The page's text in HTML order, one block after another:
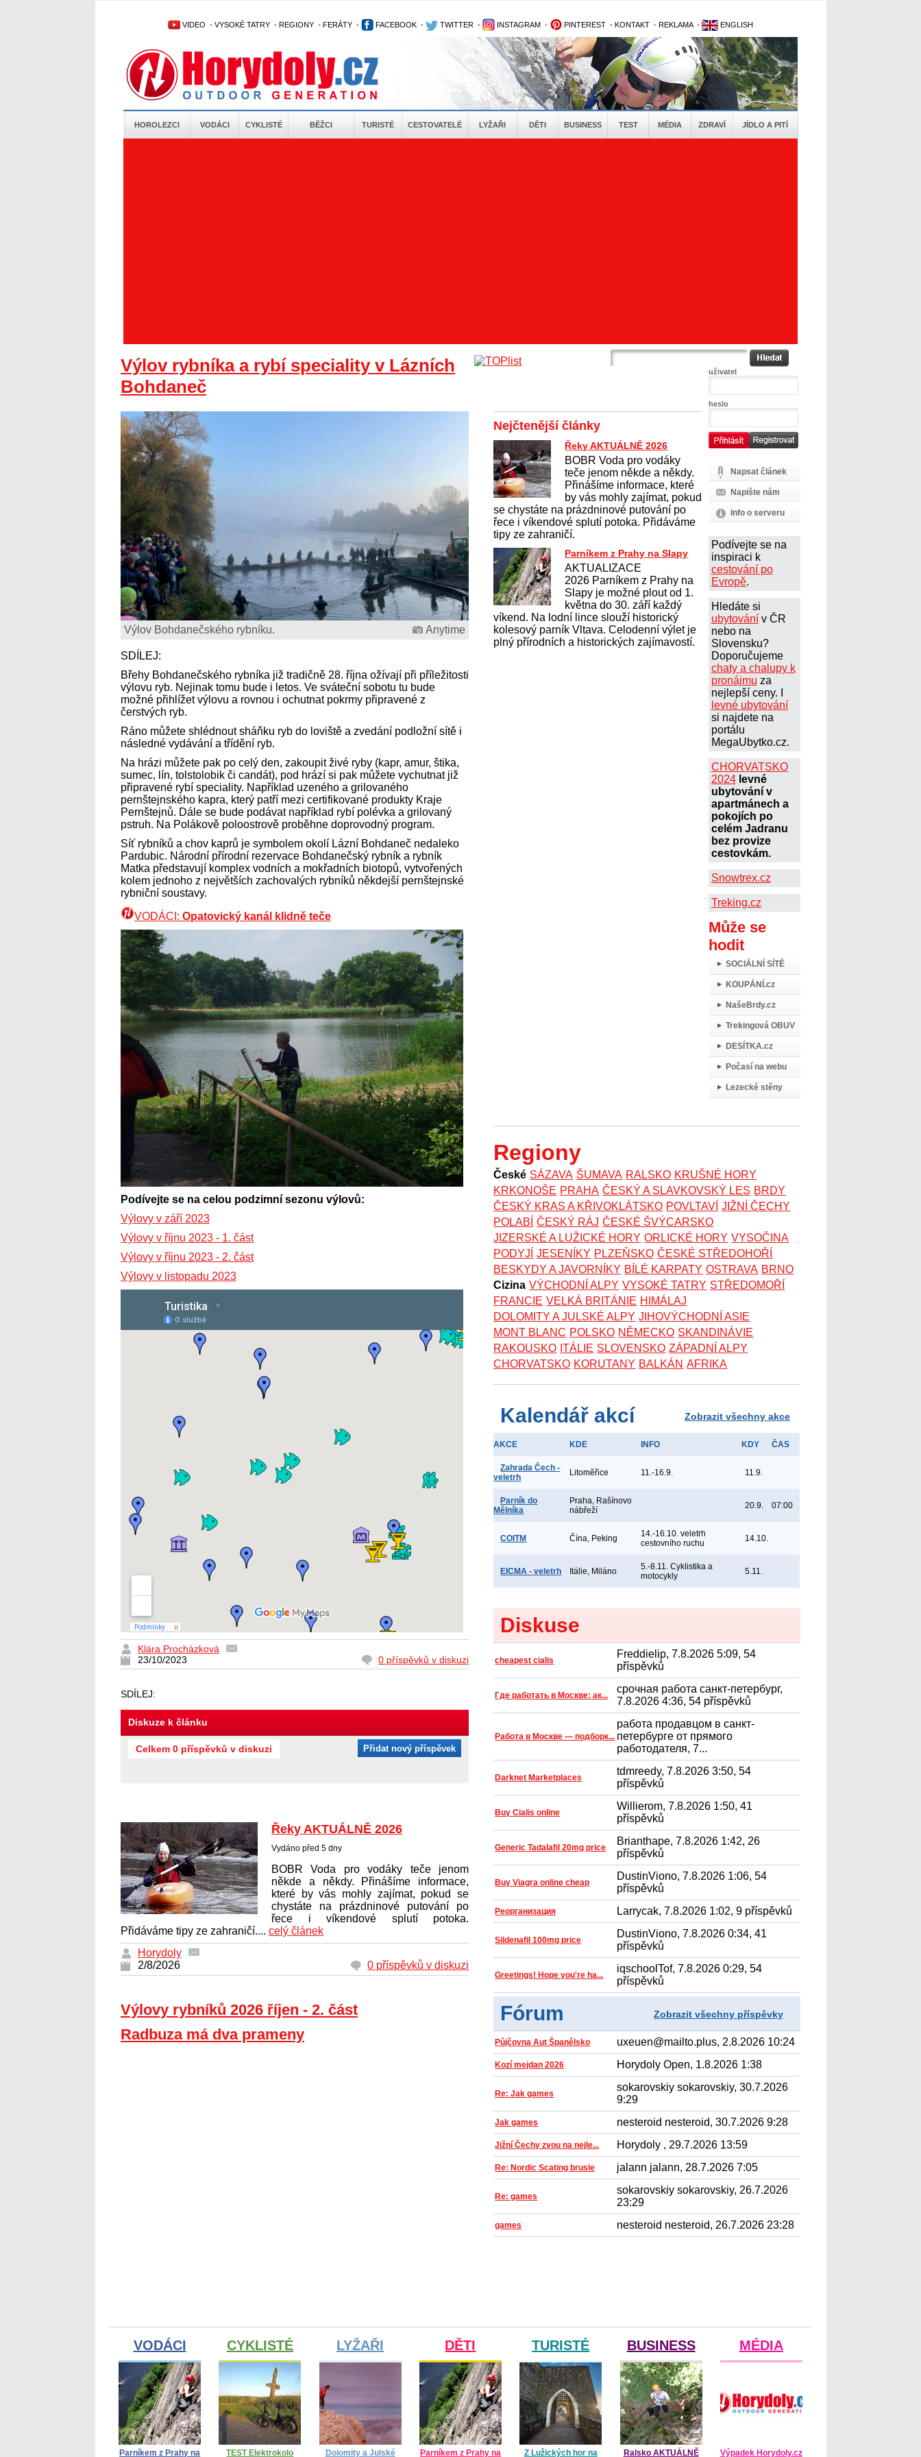
VIDEO - VYSOKÉ TATRY - REGIONY - FERÁTY - FACEBOOK - TWITTER - INSTAGRAM - PINTEREST - KONTAKT - REKLAMA - ENGLISH
HOROLEZCI VODÁCI CYKLISTÉ BĚŽCI TURISTÉ CESTOVATELÉ LYŽAŘI DĚTI BUSINESS TEST MÉDIA ZDRAVÍ JÍDLO A PITÍ
Výlov rybníka a rybí speciality v Lázních
Bohdaneč
Výlov Bohdanečského rybníku. Anytime
SDÍLEJ:
Břehy Bohdanečského rybníka již tradičně 28. října ožívají při příležitosti
výlovu ryb. Nejinak tomu bude i letos. Ve sváteční sobotu tu bude
možné přihlížet výlovu a rovnou i ochutnat pokrmy připravené z
čerstvých ryb.
Ráno můžete shlédnout sháňku ryb do loviště a zvedání podložní sítě i
následné vydávání a třídění ryb.
Na hrázi můžete pak po celý den, zakoupit živé ryby (kapr, amur, štika,
sumec, lín, tolstolobik či candát), pod hrází si pak můžete vychutnat již
připravené rybí speciality. Například uzeného a grilovaného
pernštejnského kapra, který patří mezi certifikované produkty Kraje
Pernštejnů. Dále se bude podávat například rybí polévka a grilovaný
pstruh. Na Polákově poloostrově proběhne doprovodný program.
Síť rybníků a chov kaprů je symbolem okolí Lázní Bohdaneč nedaleko
Pardubic. Národní přírodní rezervace Bohdanečský rybník a rybník
Matka představují komplex vodních a mokřadních biotopů, vytvořených
kolem jednoho z největších zachovalých rybníků někdejší pernštejnské
rybniční soustavy.
VODÁCI: Opatovický kanál klidně teče
Podívejte se na celou podzimní sezonu výlovů:
Výlovy v září 2023
Výlovy v říjnu 2023 - 1. část
Výlovy v říjnu 2023 - 2. část
Výlovy v listopadu 2023
Klára Procházková
23/10/2023
0 příspěvků v diskuzi
SDÍLEJ:
Diskuze k článku
Celkem 0 příspěvků v diskuzi Přidat nový příspěvek
Řeky AKTUÁLNĚ 2026
Vydáno před 5 dny
BOBR Voda pro vodáky teče jenom
někde a někdy. Přinášíme informace,
které by vás mohly zajímat, pokud se
chystáte na prázdninové putování po
řece i víkendové splutí potoka.
Přidáváme tipy ze zahraničí.... celý článek
Horydoly
2/8/2026
0 příspěvků v diskuzi
Výlovy rybníků 2026 říjen - 2. část
Radbuza má dva prameny
uživatel
heslo
Napsat článek
Napište nám
Info o serveru
Podívejte se na
inspiraci k
cestování po
Evropě.
Hledáte si
ubytovánív ČR
nebo na
Slovensku?
Doporučujeme
chaty a chalupy k
pronájmu za
nejlepší ceny. I
levné ubytování
si najdete na
portálu
MegaUbytko.cz.
CHORVATSKO
2024 levné
ubytování v
apartmánech a
pokojích po
celém Jadranu
bez provize
cestovkám.
Snowtrex.cz
Treking.cz
Může se
hodit
SOCIÁLNÍ SÍTĚ
KOUPÁNÍ.cz
NašeBrdy.cz
Trekingová OBUV
DESÍTKA.cz
Počasí na webu
Lezecké stěny
Nejčtenější články
Řeky AKTUÁLNĚ 2026
BOBR Voda pro vodáky
teče jenom někde a někdy.
Přinášíme informace, které
by vás mohly zajímat, pokud
se chystáte na prázdninové putování po
řece i víkendové splutí potoka. Přidáváme
tipy ze zahraničí.
Parníkem z Prahy na Slapy
AKTUALIZACE
2026 Parníkem z Prahy na
Slapy je možné plout od 1.
května do 30. září každý
víkend. Na lodní lince slouží historický
kolesový parník Vltava. Celodenní výlet je
plný přírodních a historických zajímavostí.
Regiony
České SÁZAVA ŠUMAVA RALSKO KRUŠNÉ HORY
KRKONOŠE PRAHA ČESKÝ A SLAVKOVSKÝ LES BRDY
ČESKÝ KRAS A KŘIVOKLÁTSKO POVLTAVÍ JIŽNÍ ČECHY
POLABÍ
ČESKÝ RÁJ ČESKÉ ŠVÝCARSKO
JIZERSKÉ A LUŽICKÉ HORY ORLICKÉ HORY VYSOČINA
PODYJÍ
JESENÍKY PLZEŇSKO ČESKÉ STŘEDOHOŘÍ
BESKYDY A JAVORNÍKY BÍLÉ KARPATY OSTRAVA BRNO
Cizina VÝCHODNÍ ALPY VYSOKÉ TATRY STŘEDOMOŘÍ
FRANCIE VELKÁ BRITÁNIE HIMÁLAJ
DOLOMITY A JULSKÉ ALPY JIHOVÝCHODNÍ ASIE
MONT BLANC POLSKO NĚMECKO SKANDINÁVIE
RAKOUSKO ITÁLIE SLOVENSKO ZÁPADNÍ ALPY
CHORVATSKO KORUTANY BALKÁN AFRIKA
Kalendář akcí Zobrazit všechny akce
AKCE KDE INFO KDY ČAS
Zahrada Čech -
veletrh
Litoměřice 11.-16.9. 11.9.
Parník do
Mělníka
Praha, Rašínovo
nábřeží
20.9. 07:00
COITM Čína, Peking
14.-16.10. veletrh
cestovního ruchu
14.10.
EICMA - veletrh Itálie, Miláno
5.-8.11. Cyklistika a
motocykly
5.11.
Diskuse
cheapest cialis
Freddielip, 7.8.2026 5:09, 54
příspěvků
Где работать в Москве: ак...
срочная работа санкт-петербург,
7.8.2026 4:36, 54 příspěvků
Работа в Москве — подборк...
работа продавцом в санкт-
петербурге от прямого
работодателя, 7...
Darknet Marketplaces
tdmreedy, 7.8.2026 3:50, 54
příspěvků
Buy Cialis online
Willierom, 7.8.2026 1:50, 41
příspěvků
Generic Tadalafil 20mg price
Brianthape, 7.8.2026 1:42, 26
příspěvků
Buy Viagra online cheap
DustinViono, 7.8.2026 1:06, 54
příspěvků
Реорганизация Larrycak, 7.8.2026 1:02, 9 příspěvků
Sildenafil 100mg price
DustinViono, 7.8.2026 0:34, 41
příspěvků
Greetings! Hope you're ha...
iqschoolTof, 7.8.2026 0:29, 54
příspěvků
Fórum Zobrazit všechny příspěvky
Půjčovna Aut Španělsko uxeuen@mailto.plus, 2.8.2026 10:24
Kozí mejdan 2026 Horydoly Open, 1.8.2026 1:38
Re: Jak games
sokarovskiy sokarovskiy, 30.7.2026
9:29
Jak games nesteroid nesteroid, 30.7.2026 9:28
Jižní Čechy zvou na nejle... Horydoly , 29.7.2026 13:59
Re: Nordic Scating brusle jalann jalann, 28.7.2026 7:05
Re: games
sokarovskiy sokarovskiy, 26.7.2026
23:29
games nesteroid nesteroid, 26.7.2026 23:28
VODÁCI
Parníkem z Prahy na
CYKLISTÉ
TEST Elektrokolo
LYŽAŘI
Dolomity a Julské
DĚTI
Parníkem z Prahy na
TURISTÉ
Z Lužických hor na
BUSINESS
Ralsko AKTUÁLNĚ
MÉDIA
Výpadek Horydoly.cz